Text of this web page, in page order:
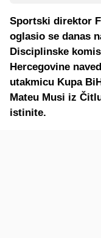
Sportski direktor
oglasio se danas
Disciplinske
Hercegovine
utakmicu Kupa
Mateu Musi iz
istinite.